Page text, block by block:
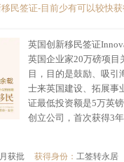
民签证-目前少有可以较快
英国创新移民签证
英国企业家20万磅项目
目，目的是鼓励、吸引
士来英国建设、拓展事
证最低投资额是5万英
创立公司，首次获得3
获批 获得身份： 工签转永居